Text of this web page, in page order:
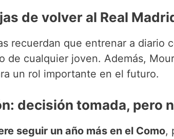
de volver al Real
recuerdan que entrenar a diario
de cualquier joven. Además,
un rol importante en el futuro.
decisión tomada, pero
seguir un año más en el Como,